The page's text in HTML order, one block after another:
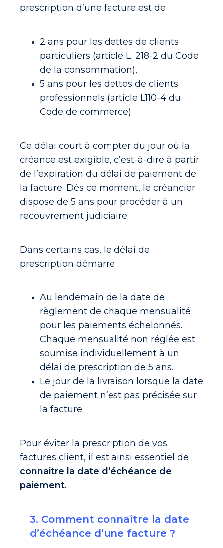
prescription d’une facture est de :
2 ans pour les dettes de clients
particuliers (article L. 218-2 du Code
de la consommation),
5 ans pour les dettes de clients
professionnels (article L110-4 du
Code de commerce).
Ce délai court à compter du jour où la
créance est exigible, c’est-à-dire à partir
de l’expiration du délai de paiement de
la facture. Dès ce moment, le créancier
dispose de 5 ans pour procéder à un
recouvrement judiciaire.
Dans certains cas, le délai de
prescription démarre :
Au lendemain de la date de
règlement de chaque mensualité
pour les paiements échelonnés.
Chaque mensualité non réglée est
soumise individuellement à un
délai de prescription de 5 ans.
Le jour de la livraison lorsque la date
de paiement n’est pas précisée sur
la facture.
Pour éviter la prescription de vos
factures client, il est ainsi essentiel de
connaitre la date d’échéance de
paiement.
3. Comment connaître la date
d’échéance d’une facture ?